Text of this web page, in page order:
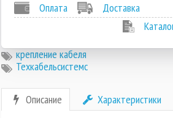
Оплата
Доставка
крепление кабеля
Техкабельсистемс
Описание Характеристики